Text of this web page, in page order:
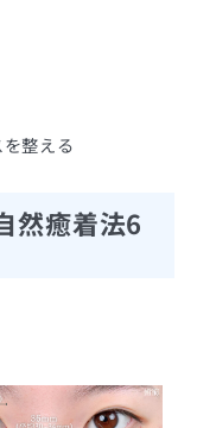
整える
然癒着法6